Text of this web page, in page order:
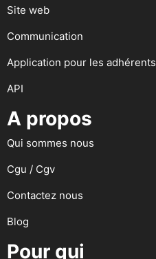
Site web
Communication
Application pour les adhérents
API
A propos
Qui sommes nous
Cgu / Cgv
Contactez nous
Blog
Pour qui